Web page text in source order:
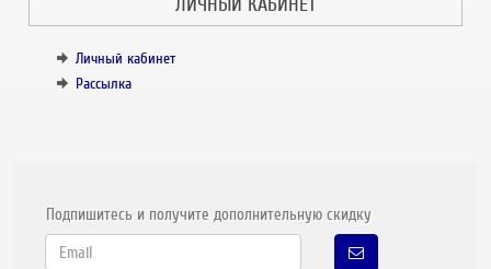
Личный кабинет
Рассылка
Подпишитесь и получите дополнительную скидку